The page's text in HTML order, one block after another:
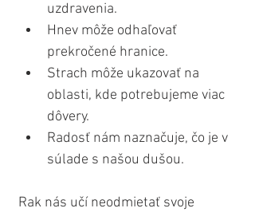
uzdravenia.
Hnev môže odhaľovať
prekročené hranice.
Strach môže ukazovať na
oblasti, kde potrebujeme viac
dôvery.
Radosť nám naznačuje, čo je v
súlade s našou dušou.
Rak nás učí neodmietať svoje